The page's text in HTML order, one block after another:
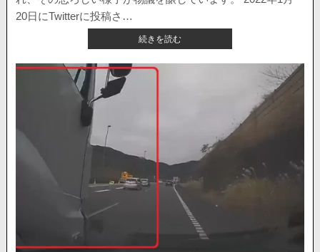
ド
レ
20日にTwitterに投稿さ…
続きを読む【国
内
ニ
鉄、
車
内
で